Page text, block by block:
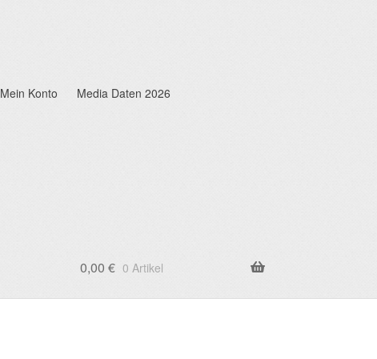
Mein Konto Media Daten 2026
0,00 € 0 Artikel